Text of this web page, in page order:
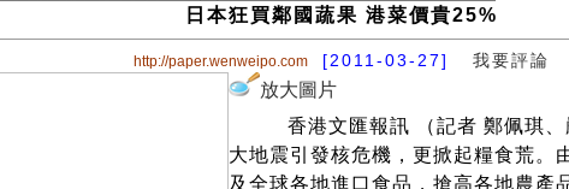
日本狂買鄰國蔬果 港菜價貴25%
http://paper.wenweipo.com [2011-03-27] 我要評論
放大圖片
香港文匯報訊 （記者 鄭佩琪、
大地震引發核危機，更掀起糧食荒。
及全球各地進口食品，搶高各地農產